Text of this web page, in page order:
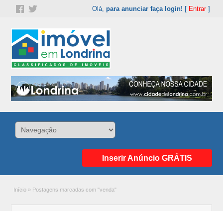
Olá, para anunciar faça login! [ Entrar]
Inserir Anúncio GRÁTIS
Início » Postagens marcadas com "venda"